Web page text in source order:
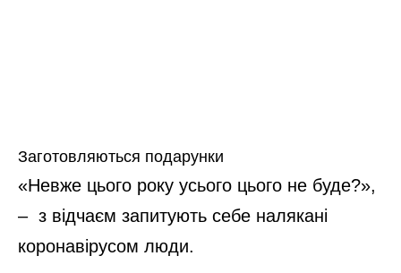
Заготовляються подарунки
«Невже цього року усього цього не буде?»,
– з відчаєм запитують себе налякані
коронавірусом люди.